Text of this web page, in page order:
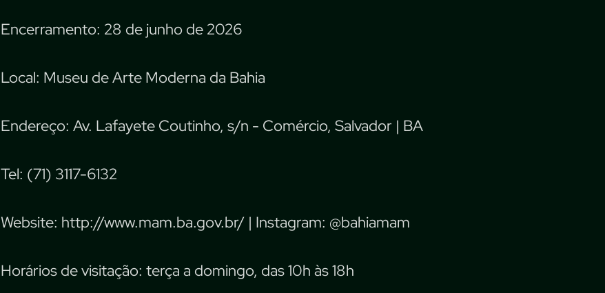
Encerramento: 28 de junho de 2026
Local: Museu de Arte Moderna da Bahia
Endereço: Av. Lafayete Coutinho, s/n - Comércio, Salvador | BA
Tel: (71) 3117-6132
Website: http://www.mam.ba.gov.br/ | Instagram: @bahiamam
Horários de visitação: terça a domingo, das 10h às 18h